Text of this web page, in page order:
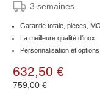
3 semaines
Garantie totale, pièces,
La meilleure qualité d'inox
Personnalisation et
632,50 €
759,00 €